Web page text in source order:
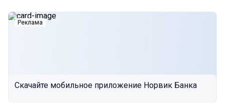
Реклама
Скачайте мобильное приложение Норвик Банка